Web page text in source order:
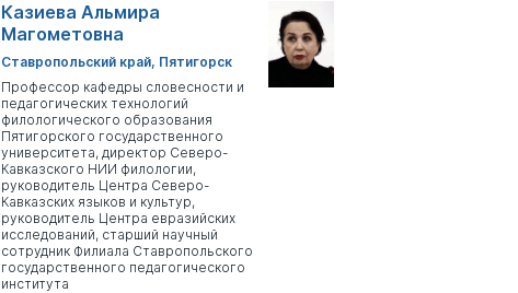
Казиева Альмира
Магометовна
Ставропольский край, Пятигорск
Профессор кафедры словесности и
педагогических технологий
филологического образования
Пятигорского государственного
университета, директор Северо-
Кавказского НИИ филологии,
руководитель Центра Северо-
Кавказских языков и культур,
руководитель Центра евразийских
исследований, старший научный
сотрудник Филиала Ставропольского
государственного педагогического
института